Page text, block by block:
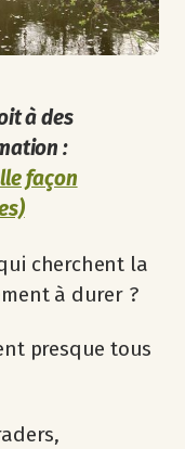
à des
:
façon
cherchent la
à durer ?
presque tous